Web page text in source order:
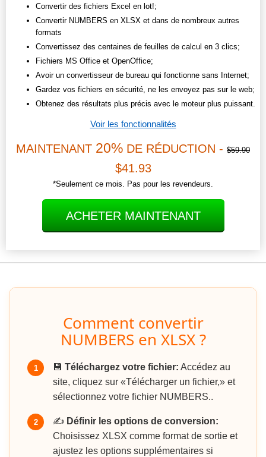
Convertir des fichiers Excel en lot!;
Convertir NUMBERS en XLSX et dans de nombreux autres
formats
Convertissez des centaines de feuilles de calcul en 3 clics;
Fichiers MS Office et OpenOffice;
Avoir un convertisseur de bureau qui fonctionne sans Internet;
Gardez vos fichiers en sécurité, ne les envoyez pas sur le web;
Obtenez des résultats plus précis avec le moteur plus puissant.
Voir les fonctionnalités
MAINTENANT 20% DE RÉDUCTION - $59.90
$41.93
*Seulement ce mois. Pas pour les revendeurs.
ACHETER MAINTENANT
Comment convertir
NUMBERS en XLSX ?
1 💾 Téléchargez votre fichier: Accédez au
site, cliquez sur «Télécharger un fichier,» et
sélectionnez votre fichier NUMBERS..
2 ✍️ Définir les options de conversion:
Choisissez XLSX comme format de sortie et
ajustez les options supplémentaires si